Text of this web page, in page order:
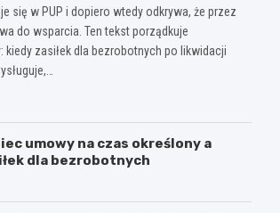
się w PUP i dopiero wtedy odkrywa, że przez
do wsparcia. Ten tekst porządkuje
kiedy zasiłek dla bezrobotnych po likwidacji
umowy na czas określony a
dla bezrobotnych